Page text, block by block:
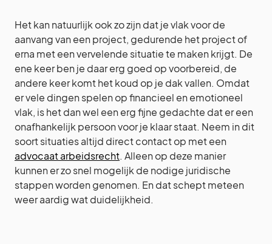
Het kan natuurlijk ook zo zijn dat je vlak voor de
aanvang van een project, gedurende het project of
erna met een vervelende situatie te maken krijgt. De
ene keer ben je daar erg goed op voorbereid, de
andere keer komt het koud op je dak vallen. Omdat
er vele dingen spelen op financieel en emotioneel
vlak, is het dan wel een erg fijne gedachte dat er een
onafhankelijk persoon voor je klaar staat. Neem in dit
soort situaties altijd direct contact op met een
advocaat arbeidsrecht. Alleen op deze manier
kunnen er zo snel mogelijk de nodige juridische
stappen worden genomen. En dat schept meteen
weer aardig wat duidelijkheid.